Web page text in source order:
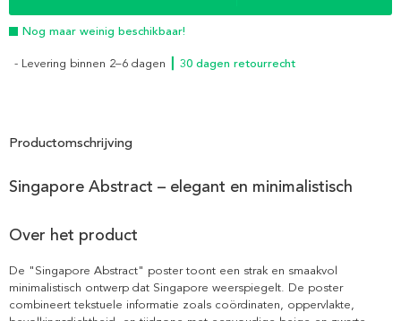
Nog maar weinig beschikbaar!
- Levering binnen 2–6 dagen ┃ 30 dagen retourrecht
Productomschrijving
Singapore Abstract – elegant en minimalistisch
Over het product
De "Singapore Abstract" poster toont een strak en smaakvol
minimalistisch ontwerp dat Singapore weerspiegelt. De poster
combineert tekstuele informatie zoals coördinaten, oppervlakte,